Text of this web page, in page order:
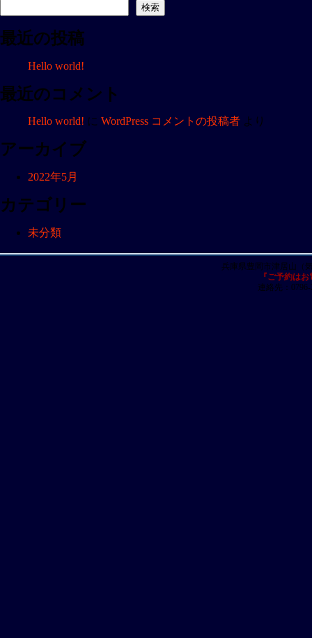
ゲ
ョ
ン
検索
最近の投稿
Hello world!
最近のコメント
Hello world! に WordPress コメントの投稿者 より
アーカイブ
2022年5月
カテゴリー
未分類
兵庫県豊岡市津居山
『ご予約は
連絡先：